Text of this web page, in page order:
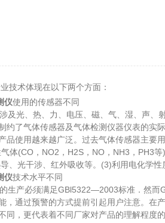
技术体现在以下两个方面：
仪使用的传感器不同
及光、热、力、电压、磁、气、湿、声、
约了气体传感器及气体检测仪器仪表的实
品使用越来越广泛。过去气体传感器主要
体(CO，NO2，H2S，NO，NH3，PH3
、光干涉、红外吸收等。(3)利用电化学性
仪技术水平不同
生产必须满足GBl5322—2003标准．然而
，通过预警的方式提前引起用户注意。在
同，更代表着不同厂家对产品的理解程度的